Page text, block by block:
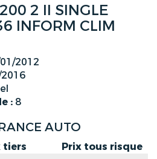
2 II SINGLE
INFORM CLIM
2012
: 8
AUTO
tiers
Prix tous risque